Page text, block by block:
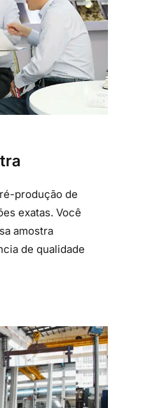
produção de
exatas. Você
amostra
de qualidade